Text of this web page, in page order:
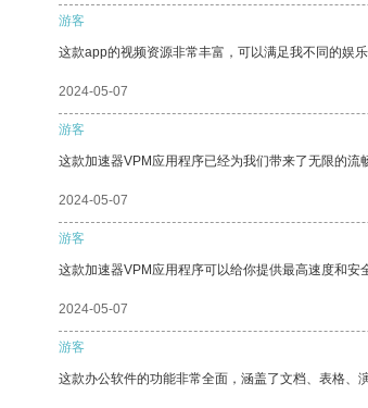
游客
这款app的视频资源非常丰富，可以满足我不同的娱乐
2024-05-07
游客
这款加速器VPM应用程序已经为我们带来了无限的流
2024-05-07
游客
这款加速器VPM应用程序可以给你提供最高速度和安
2024-05-07
游客
这款办公软件的功能非常全面，涵盖了文档、表格、